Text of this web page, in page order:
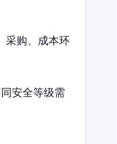
采购、成本环
安全等级需